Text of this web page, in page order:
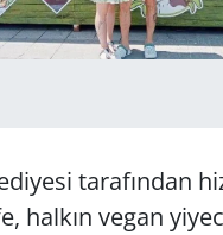
tarafından
halkın vegan